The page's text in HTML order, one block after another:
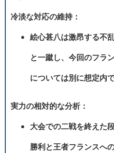
冷淡な対応の維持：
絵心甚八は激昂する不
と一蹴し、今回のフラ
については別に想定内
実力の相対的な分析：
大会での二戦を終えた
勝利と王者フランスへ